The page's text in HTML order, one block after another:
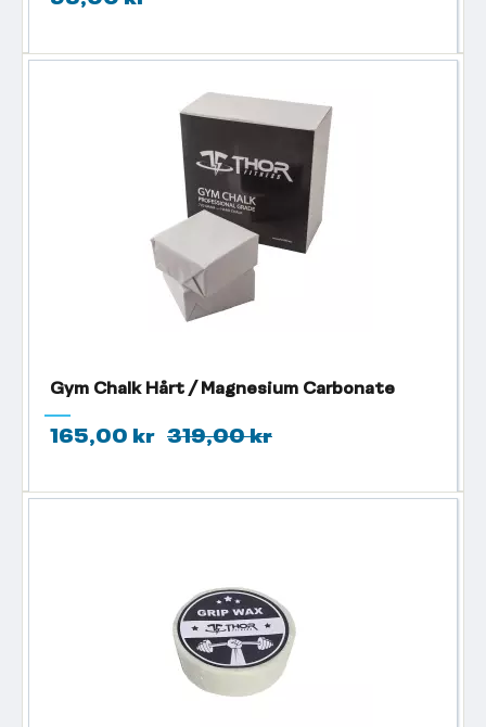
Gym Chalk Hårt / Magnesium Carbonate
165,00 kr 319,00 kr